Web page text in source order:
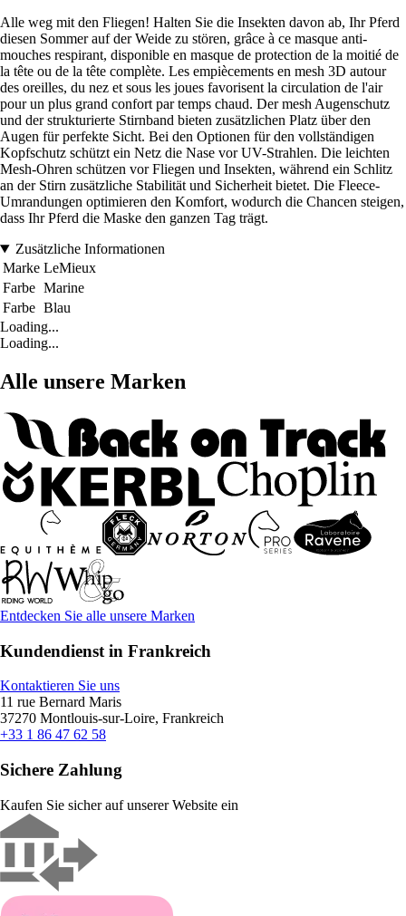
Alle weg mit den Fliegen! Halten Sie die Insekten davon ab, Ihr Pferd
diesen Sommer auf der Weide zu stören, grâce à ce masque anti-
mouches respirant, disponible en masque de protection de la moitié de
la tête ou de la tête complète. Les empiècements en mesh 3D autour
des oreilles, du nez et sous les joues favorisent la circulation de l'air
pour un plus grand confort par temps chaud. Der mesh Augenschutz
und der strukturierte Stirnband bieten zusätzlichen Platz über den
Augen für perfekte Sicht. Bei den Optionen für den vollständigen
Kopfschutz schützt ein Netz die Nase vor UV-Strahlen. Die leichten
Mesh-Ohren schützen vor Fliegen und Insekten, während ein Schlitz
an der Stirn zusätzliche Stabilität und Sicherheit bietet. Die Fleece-
Umrandungen optimieren den Komfort, wodurch die Chancen steigen,
dass Ihr Pferd die Maske den ganzen Tag trägt.
Zusätzliche Informationen
Marke LeMieux
Farbe Marine
Farbe Blau
Loading...
Loading...
Alle unsere Marken
Entdecken Sie alle unsere Marken
Kundendienst in Frankreich
Kontaktieren Sie uns
11 rue Bernard Maris
37270 Montlouis-sur-Loire, Frankreich
+33 1 86 47 62 58
Sichere Zahlung
Kaufen Sie sicher auf unserer Website ein